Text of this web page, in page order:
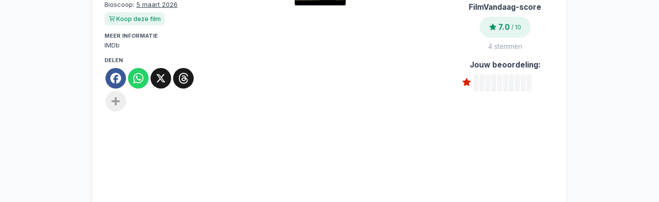
Bioscoop: 5 maart 2026
Koop deze film
MEER INFORMATIE
IMDb
DELEN
FacebookWhatsApp
X
FilmVandaag-score
7.0 / 10
4 stemmen
Jouw beoordeling: